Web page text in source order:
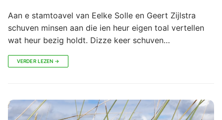
Aan e stamtoavel van Eelke Solle en Geert Zijlstra
schuven minsen aan die ien heur eigen toal vertellen
wat heur bezig holdt. Dizze keer schuven…
VERDER LEZEN →